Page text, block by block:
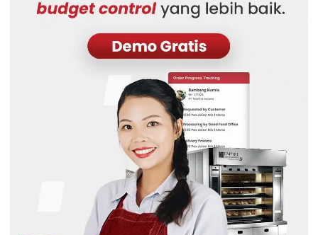
Keuntungan Bisnis Catering
- 27/10/2025
Tingkatkan Penjualan Produk Bisnis